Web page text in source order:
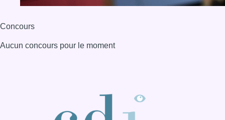
Concours
Aucun concours pour le moment